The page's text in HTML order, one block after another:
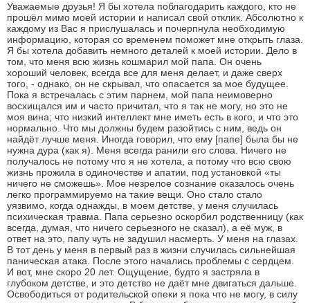
Уважаемые друзья! Я бы хотела поблагодарить каждого, кто не
прошёл мимо моей истории и написал свой отклик. Абсолютно к
каждому из Вас я прислушалась и почерпнула необходимую
информацию, которая со временем поможет мне открыть глаза.
Я бы хотела добавить немного деталей к моей истории. Дело в
том, что меня всю жизнь кошмарил мой папа. Он очень
хороший человек, всегда все для меня делает, и даже сверх
того, - однако, он не скрывал, что опасается за мое будущее.
Пока я встречалась с этим парнем, мой папа неимоверно
восхищался им и часто причитал, что я так не могу, но это не
моя вина; что низкий интеллект мне иметь есть в кого, и что это
нормально. Что мы должны будем разойтись с ним, ведь он
найдёт лучше меня. Иногда говорил, что ему [папе] была бы не
нужна дура (как я). Меня всегда ранили его слова. Ничего не
получалось не потому что я не хотела, а потому что всю свою
жизнь прожила в одиночестве и апатии, под установкой «ты
ничего не сможешь». Мое незрелое сознание оказалось очень
легко программируемо на такие вещи. Оно стало стало
уязвимо, когда однажды, в моем детстве, у меня случилась
психическая травма. Папа серьезно оскорбил родственницу (как
всегда, думая, что ничего серьезного не сказал), а её муж, в
ответ на это, папу чуть не задушил насмерть. У меня на глазах.
В тот день у меня в первый раз в жизни случилась сильнейшая
паническая атака. После этого начались проблемы с сердцем.
И вот, мне скоро 20 лет. Ощущение, будто я застряла в
глубоком детстве, и это детство не даёт мне двигаться дальше.
Освободиться от родительской опеки я пока что не могу, в силу